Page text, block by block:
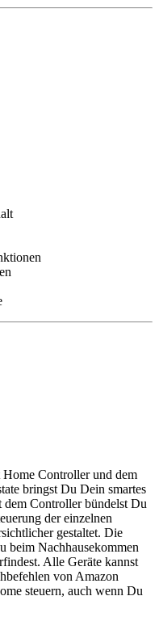
Controller und dem
bringst Du Dein smartes
dem Controller bündelst Du
der einzelnen
gestaltet. Die
beim Nachhausekommen
Alle Geräte kannst
von Amazon
steuern, auch wenn Du